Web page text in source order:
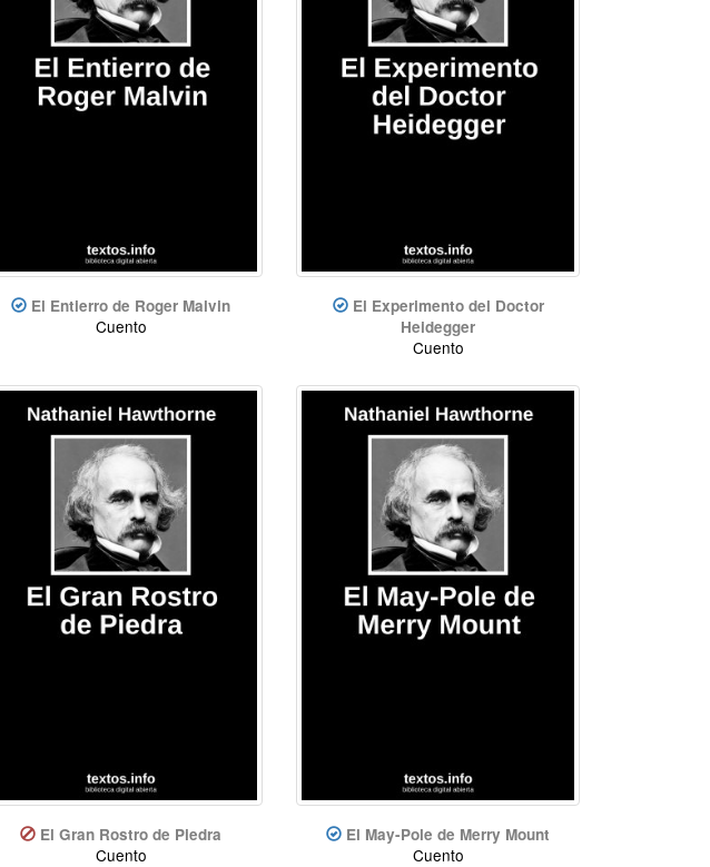
El Entierro de Roger Malvin
Cuento
El Experimento del Doctor
Heidegger
Cuento
El Gran Rostro de Piedra
Cuento
El May-Pole de Merry Mount
Cuento